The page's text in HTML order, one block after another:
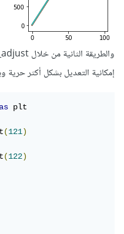
إمكانية التعديل بشكل أكثر حرية
as plt
(121)
(122)